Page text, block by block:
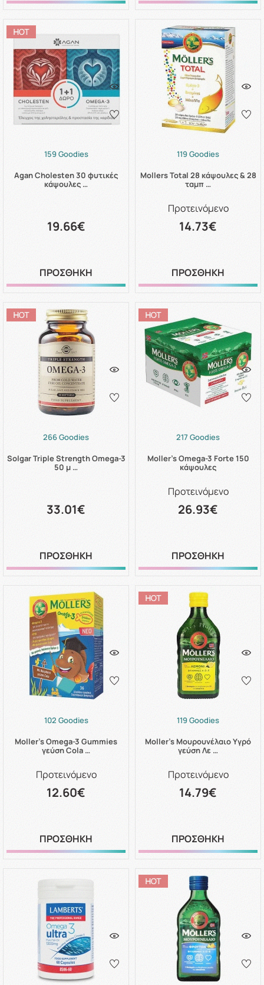
159 Goodies
Agan Cholesten 30 φυτικές
κάψουλες …
19.66€
ΠΡΟΣΘΗΚΗ
119 Goodies
Mollers Total 28 κάψουλες & 28
ταμπ …
Προτεινόμενο
14.73€
ΠΡΟΣΘΗΚΗ
266 Goodies
Solgar Triple Strength Omega-3
50 μ …
33.01€
ΠΡΟΣΘΗΚΗ
217 Goodies
Moller's Omega-3 Forte 150
κάψουλες
Προτεινόμενο
26.93€
ΠΡΟΣΘΗΚΗ
102 Goodies
Moller's Omega-3 Gummies
γεύση Cola …
Προτεινόμενο
12.60€
ΠΡΟΣΘΗΚΗ
119 Goodies
Moller's Μουρουνέλαιο Υγρό
γεύση Λε …
Προτεινόμενο
14.79€
ΠΡΟΣΘΗΚΗ